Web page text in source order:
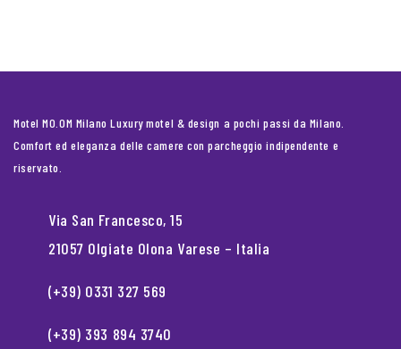
Motel MO.OM Milano Luxury motel & design a pochi passi da Milano.
Comfort ed eleganza delle camere con parcheggio indipendente e
riservato.
Via San Francesco, 15
21057 Olgiate Olona Varese – Italia
(+39) 0331 327 569
(+39) 393 894 3740